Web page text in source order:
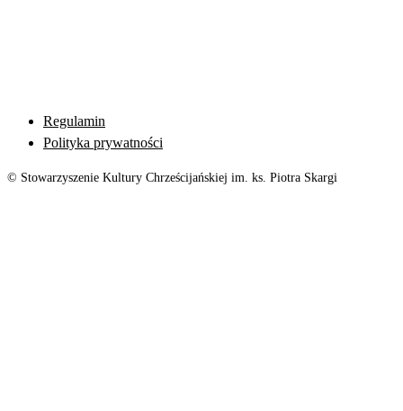
Regulamin
Polityka prywatności
© Stowarzyszenie Kultury Chrześcijańskiej im. ks. Piotra Skargi